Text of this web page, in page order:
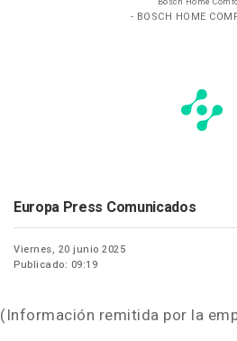
- BOSCH HOME
Europa Press Comunicados
Viernes, 20 junio 2025
Publicado: 09:19
(Información remitida por la